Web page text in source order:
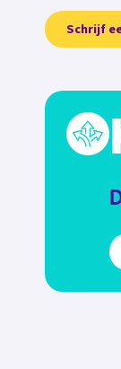
Schrijf